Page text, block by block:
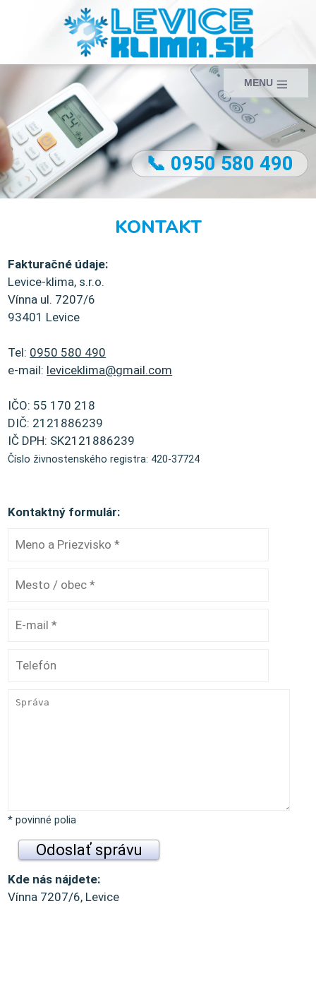
MENU
📞 0950 580 490
KONTAKT
Fakturačné údaje:
Levice-klima, s.r.o.
Vínna ul. 7207/6
93401 Levice
Tel: 0950 580 490
e-mail: leviceklima@gmail.com
IČO: 55 170 218
DIČ: 2121886239
IČ DPH: SK2121886239
Číslo živnostenského registra: 420-37724
Kontaktný formulár:
* povinné polia
Kde nás nájdete:
Vínna 7207/6, Levice